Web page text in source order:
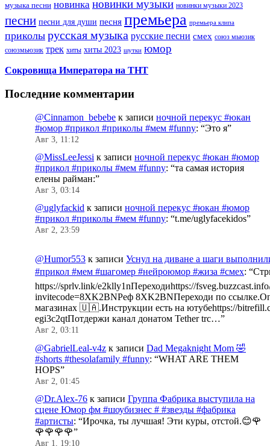
музыка песни новинка новинки музыки новинки музыки 2023
песни песни для души песня премьера премьера клипа
приколы русская музыка русские песни смех союз мьюзик
союзмьюзик трек хиты хиты 2023 шутки юмор
Сокровища Императора на ТНТ
Последние комментарии
@Cinnamon_bebebe к записи ночной перекус #юкан
#юмор #прикол #приколы #мем #funny: “Это я”
Авг 3, 11:12
@MissLeeJessi к записи ночной перекус #юкан #юмор
#прикол #приколы #мем #funny: “та самая история
елены райман:”
Авг 3, 03:14
@uglyfackid к записи ночной перекус #юкан #юмор
#прикол #приколы #мем #funny: “t.me/uglyfacekidos”
Авг 2, 23:59
@Humor553 к записи Уснул на диване а шаги
#прикол #мем #шагомер #нейроюмор #жиза #смех: “
https://sprlv.link/e2klly1nПереходиhttps://
invitecode=8XK2BNРеф 8XK2BNПереходи по
магазинах 🇺🇦.Инструкции есть на ютубеhttps://
egi3c2qtПотдержи канал донатом Tether trc…”
Авг 2, 03:11
@GabrielLeal-v4z к записи Dad Megaknight Mom 🤣
#shorts #thesolafamily #funny: “WHAT ARE THEM
HOPS”
Авг 2, 01:45
@Dr.Alex-76 к записи Группа Фабрика выступила на
сцене Юмор фм #шоубизнес # #звезды #фабрика
#артисты: “Ирочка, ты лучшая! Эти куры, отстой.😊🌹
🌹🌹🌹🌹”
Авг 1, 19:10